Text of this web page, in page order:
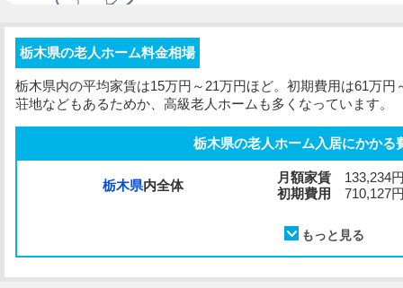
栃木県の老人ホーム料金相場
栃木県内の平均家賃は15万円～21万円ほど。 初期費用は61万円
荘地などもあるためか、高級老人ホームも多くなっています。
栃木県の老人ホーム入居にかかる
栃木県内全体
月額家賃 133,234
初期費用
710,127